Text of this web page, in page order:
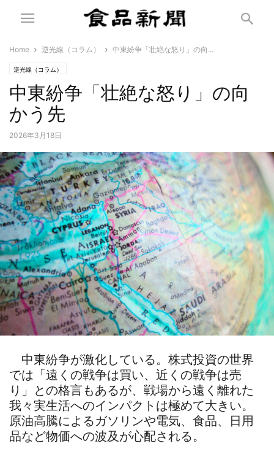
Home 逆光線（コラム） 中東紛争「壮絶な怒り」の向...
逆光線（コラム）
中東紛争「壮絶な怒り」の向
かう先
2026年3月18日
中東紛争が激化している。株式投資の世界
では「遠くの戦争は買い、近くの戦争は売
り」との格言もあるが、戦場から遠く離れた
我々実生活へのインパクトは極めて大きい。
原油高騰によるガソリンや電気、食品、日用
品など物価への波及が心配される。